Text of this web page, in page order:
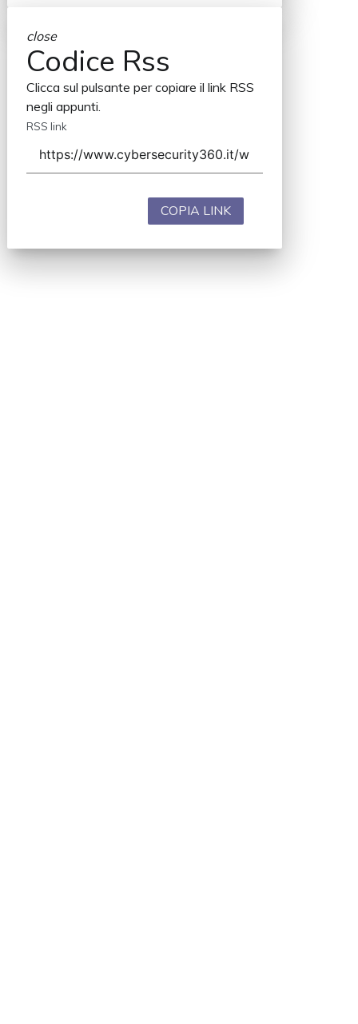
close
Codice Rss
Clicca sul pulsante per copiare il link RSS
negli appunti.
RSS link
COPIA LINK